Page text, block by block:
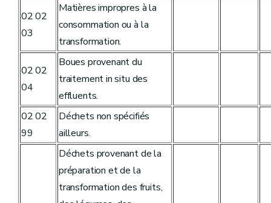
02 02
03
Matières impropres à la
consommation ou à la
transformation.
02 02
04
Boues provenant du
traitement in situ des
effluents.
02 02
99
Déchets non spécifiés
ailleurs.
Déchets provenant de la
préparation et de la
transformation des fruits,